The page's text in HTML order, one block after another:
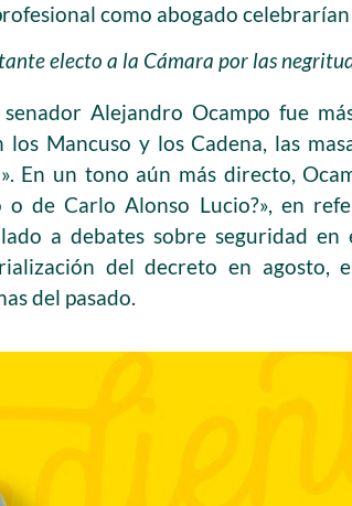
como abogado
electo a la Cámara por las
Alejandro Ocampo fue
Mancuso y los Cadena, las
En un tono aún más directo,
o de Carlo Alonso Lucio?», en
a debates sobre seguridad
del decreto en agosto,
del pasado.